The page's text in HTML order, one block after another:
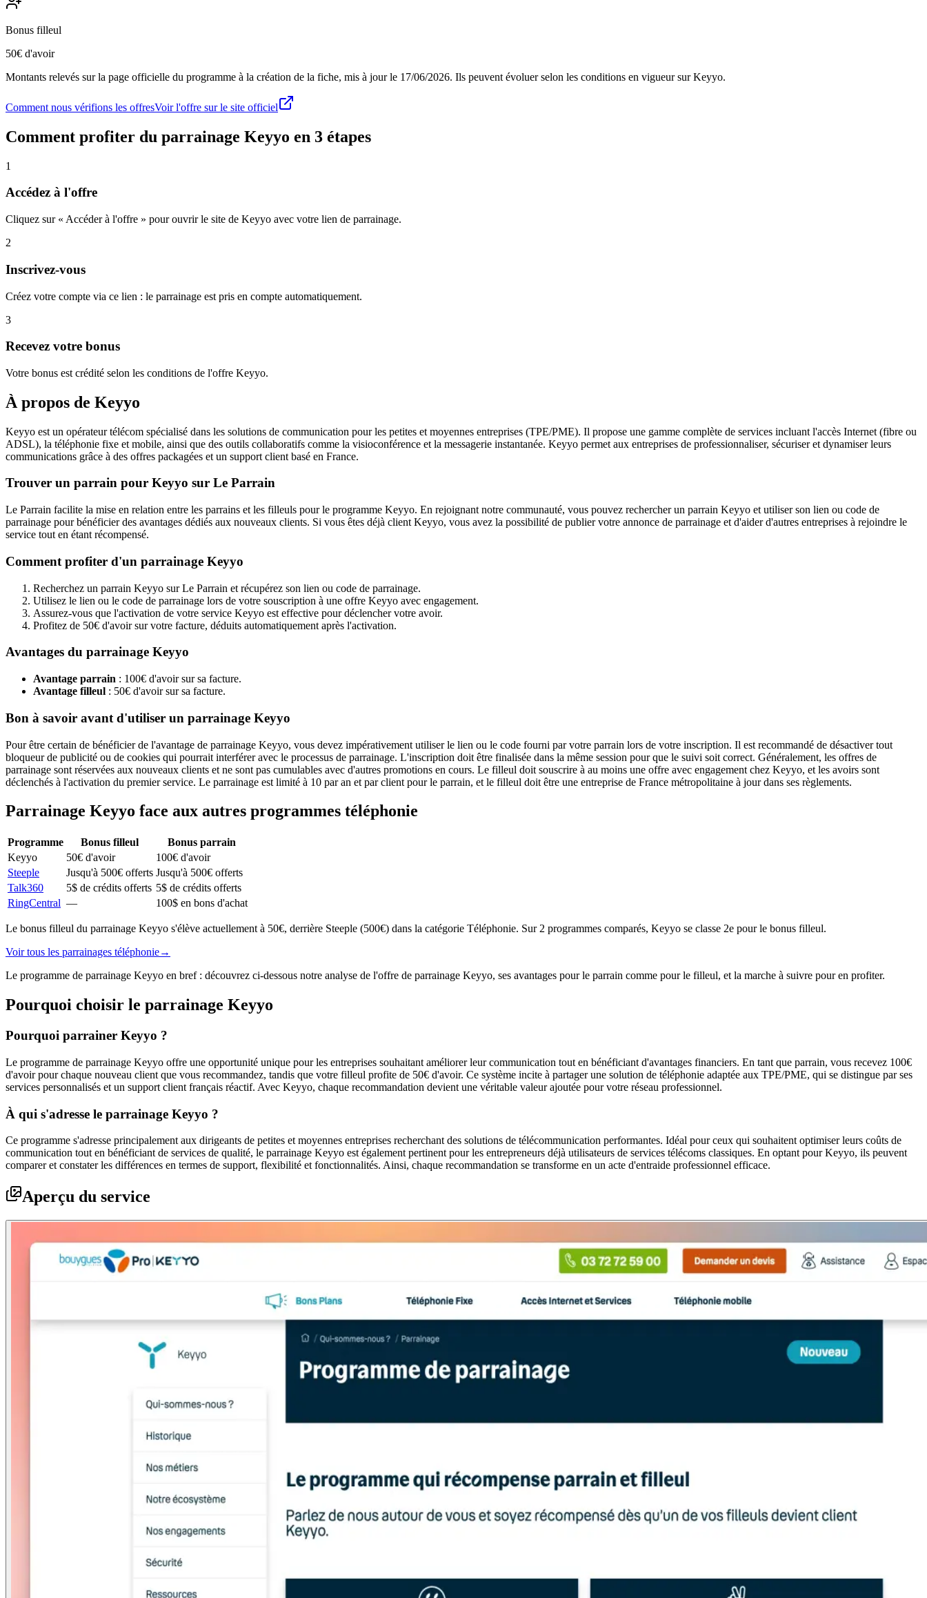
Bonus filleul
50€ d'avoir
Montants relevés sur la page officielle du programme à la création de la fiche, mis à jour le 17/06/2026. Ils peuvent évoluer selon les conditions en vigueur surKeyyo.
Comment nous vérifions les offresVoir l'offre sur le site officiel
Comment profiter du parrainage Keyyo en 3 étapes
1
Accédez à l'offre
Cliquez sur « Accéder à l'offre » pour ouvrir le site de Keyyo avec votre lien de parrainage.
2
Inscrivez-vous
Créez votre compte via ce lien : le parrainage est pris en compte automatiquement.
3
Recevez votre bonus
Votre bonus est crédité selon les conditions de l'offre Keyyo.
À propos de Keyyo
Keyyo est un opérateur télécom spécialisé dans les solutions de communication pour les petites et moyennes entreprises (TPE/PME). Il propose une gamme complète de services incluant l'accès Internet (fibre ou
ADSL), la téléphonie fixe et mobile, ainsi que des outils collaboratifs comme la visioconférence et la messagerie instantanée. Keyyo permet aux entreprises de professionnaliser, sécuriser et dynamiser leurs
communications grâce à des offres packagées et un support client basé en France.
Trouver un parrain pour Keyyo sur Le Parrain
Le Parrain facilite la mise en relation entre les parrains et les filleuls pour le programme Keyyo. En rejoignant notre communauté, vous pouvez rechercher un parrain Keyyo et utiliser son lien ou code de
parrainage pour bénéficier des avantages dédiés aux nouveaux clients. Si vous êtes déjà client Keyyo, vous avez la possibilité de publier votre annonce de parrainage et d'aider d'autres entreprises à rejoindre le
service tout en étant récompensé.
Comment profiter d'un parrainage Keyyo
Recherchez un parrain Keyyo sur Le Parrain et récupérez son lien ou code de parrainage.
Utilisez le lien ou le code de parrainage lors de votre souscription à une offre Keyyo avec engagement.
Assurez-vous que l'activation de votre service Keyyo est effective pour déclencher votre avoir.
Profitez de 50€ d'avoir sur votre facture, déduits automatiquement après l'activation.
Avantages du parrainage Keyyo
Avantage parrain : 100€ d'avoir sur sa facture.
Avantage filleul : 50€ d'avoir sur sa facture.
Bon à savoir avant d'utiliser un parrainage Keyyo
Pour être certain de bénéficier de l'avantage de parrainage Keyyo, vous devez impérativement utiliser le lien ou le code fourni par votre parrain lors de votre inscription. Il est recommandé de désactiver tout
bloqueur de publicité ou de cookies qui pourrait interférer avec le processus de parrainage. L'inscription doit être finalisée dans la même session pour que le suivi soit correct. Généralement, les offres de
parrainage sont réservées aux nouveaux clients et ne sont pas cumulables avec d'autres promotions en cours. Le filleul doit souscrire à au moins une offre avec engagement chez Keyyo, et les avoirs sont
déclenchés à l'activation du premier service. Le parrainage est limité à 10 par an et par client pour le parrain, et le filleul doit être une entreprise de France métropolitaine à jour dans ses règlements.
Parrainage Keyyo face aux autres programmes téléphonie
Programme Bonus filleul
Bonus parrain
Keyyo
50€ d'avoir
100€ d'avoir
Steeple
Jusqu'à 500€ offerts Jusqu'à 500€ offerts
Talk360
5$ de crédits offerts 5$ de crédits offerts
RingCentral — 100$ en bons d'achat
Le bonus filleul du parrainage Keyyo s'élève actuellement à 50€, derrière Steeple (500€) dans la catégorie Téléphonie. Sur 2 programmes comparés, Keyyo se classe 2e pour le bonus filleul.
Voir tous les parrainages téléphonie→
Le programme de parrainage Keyyo en bref : découvrez ci-dessous notre analyse de l'offre de parrainage Keyyo, ses avantages pour le parrain comme pour le filleul, et la marche à suivre pour en profiter.
Pourquoi choisir le parrainage Keyyo
Pourquoi parrainer Keyyo ?
Le programme de parrainage Keyyo offre une opportunité unique pour les entreprises souhaitant améliorer leur communication tout en bénéficiant d'avantages financiers. En tant que parrain, vous recevez 100€
d'avoir pour chaque nouveau client que vous recommandez, tandis que votre filleul profite de 50€ d'avoir. Ce système incite à partager une solution de téléphonie adaptée aux TPE/PME, qui se distingue par ses
services personnalisés et un support client français réactif. Avec Keyyo, chaque recommandation devient une véritable valeur ajoutée pour votre réseau professionnel.
À qui s'adresse le parrainage Keyyo ?
Ce programme s'adresse principalement aux dirigeants de petites et moyennes entreprises recherchant des solutions de télécommunication performantes. Idéal pour ceux qui souhaitent optimiser leurs coûts de
communication tout en bénéficiant de services de qualité, le parrainage Keyyo est également pertinent pour les entrepreneurs déjà utilisateurs de services télécoms classiques. En optant pour Keyyo, ils peuvent
comparer et constater les différences en termes de support, flexibilité et fonctionnalités. Ainsi, chaque recommandation se transforme en un acte d'entraide professionnel efficace.
Aperçu du service